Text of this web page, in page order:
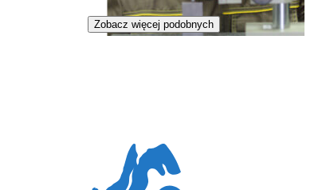
Zobacz więcej podobnych